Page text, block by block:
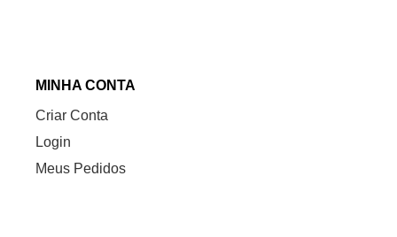
MINHA CONTA
Criar Conta
Login
Meus Pedidos